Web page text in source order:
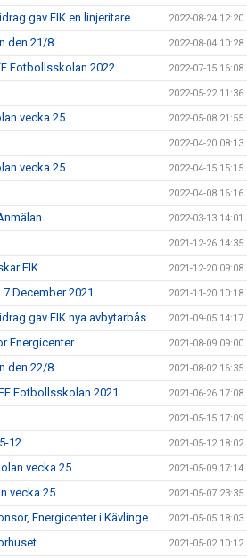
gav FIK en linjeritare 2022-08-24 12:20
den 21/8 2022-08-04 10:28
Fotbollsskolan 2022 2022-07-15 16:08
2022-05-22 11:36
vecka 25 2022-05-08 21:55
2022-04-20 08:13
vecka 25 2022-04-15 15:15
2022-04-08 16:16
2022-03-13 14:01
2021-12-26 14:35
FIK 2021-12-20 09:08
December 2021 2021-11-20 10:18
gav FIK nya avbytarbås 2021-09-05 14:17
Energicenter 2021-08-09 09:00
den 22/8 2021-08-02 16:35
Fotbollsskolan 2021 2021-06-26 17:08
2021-05-15 17:09
12 2021-05-12 18:02
vecka 25 2021-05-09 17:14
vecka 25 2021-05-07 23:35
Energicenter i Kävlinge 2021-05-05 18:03
2021-05-02 10:12